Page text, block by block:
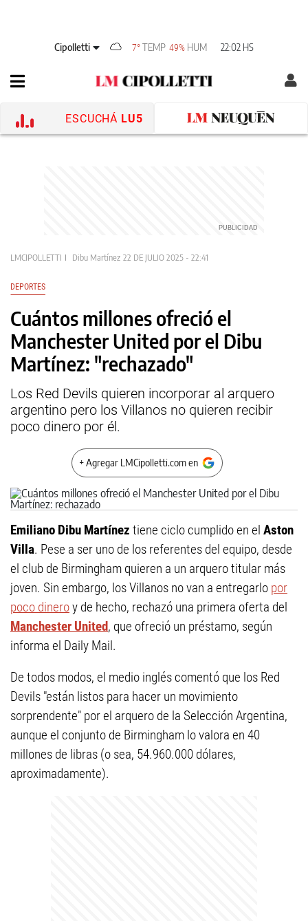
Cipolletti 7° TEMP 49% HUM 22:02 HS
ESCUCHÁ LU5
LMCIPOLLETTI Dibu Martínez 22 DE JULIO 2025 - 22:41
DEPORTES
Cuántos millones ofreció el
Manchester United por el Dibu
Martínez: "rechazado"
Los Red Devils quieren incorporar al arquero
argentino pero los Villanos no quieren recibir
poco dinero por él.
+ Agregar LMCipolletti.com en
Emiliano Dibu Martínez tiene ciclo cumplido en el Aston
Villa. Pese a ser uno de los referentes del equipo, desde
el club de Birmingham quieren a un arquero titular más
joven. Sin embargo, los Villanos no van a entregarlo por
poco dineroy de hecho, rechazó una primera oferta del
Manchester United, que ofreció un préstamo, según
informa el Daily Mail.
De todos modos, el medio inglés comentó que los Red
Devils "están listos para hacer un movimiento
sorprendente" por el arquero de la Selección Argentina,
aunque el conjunto de Birmingham lo valora en 40
millones de libras (o sea, 54.960.000 dólares,
aproximadamente).